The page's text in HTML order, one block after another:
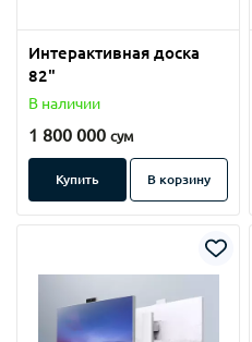
Интерактивная доска
82"
В наличии
1 800 000 сум
Купить В корзину